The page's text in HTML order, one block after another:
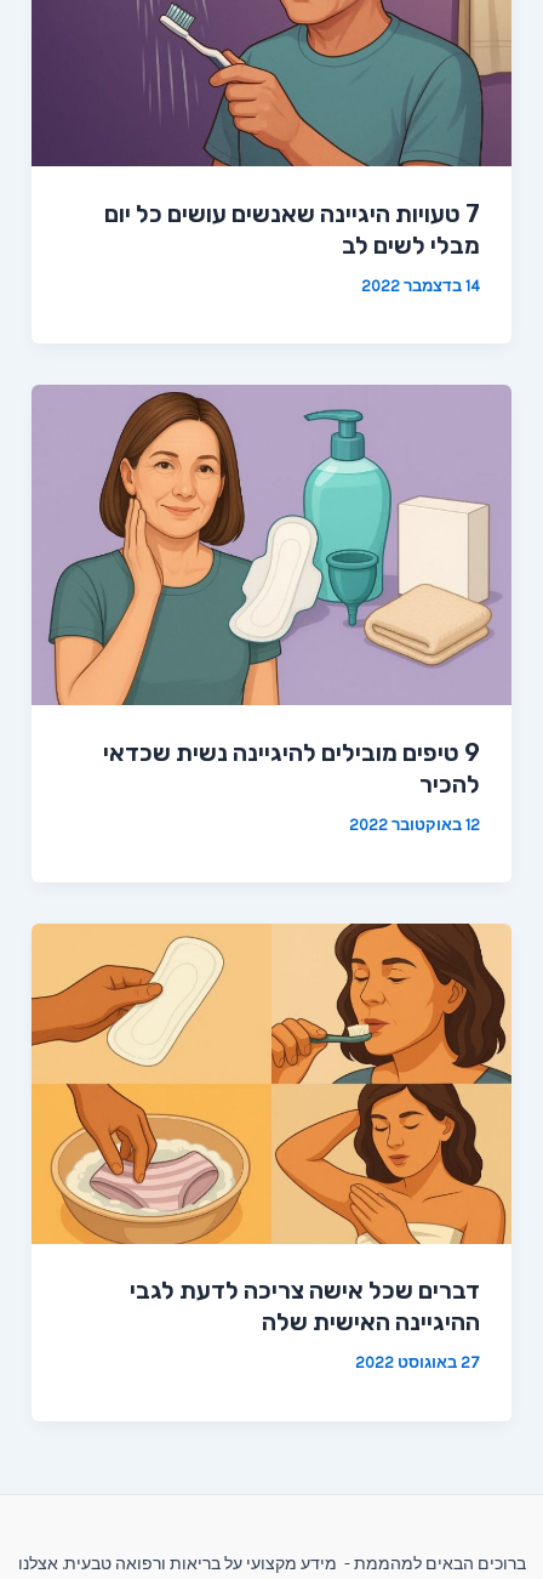
7 טעויות היגיינה שאנשים עושים כל יום
מבלי לשים לב
14 בדצמבר 2022
9 טיפים מובילים להיגיינה נשית שכדאי
להכיר
12 באוקטובר 2022
דברים שכל אישה צריכה לדעת לגבי
ההיגיינה האישית שלה
27 באוגוסט 2022
ברוכים הבאים למהממת - מידע מקצועי על בריאות ורפואה טבעית. אצלנו